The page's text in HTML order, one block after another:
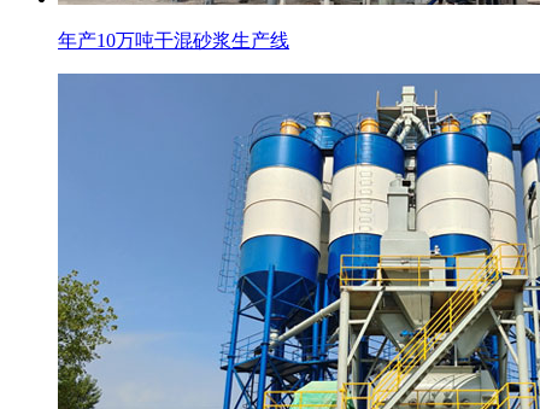
年产10万吨干混砂浆生产线